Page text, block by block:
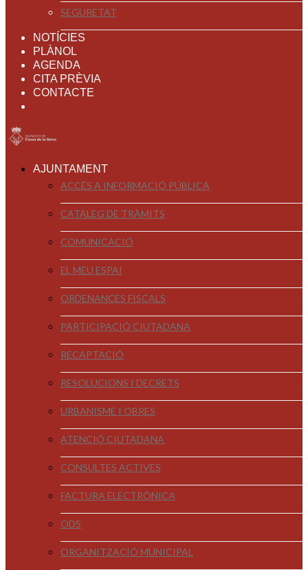
SEGURETAT
NOTÍCIES
PLÀNOL
AGENDA
CITA PRÈVIA
CONTACTE
AJUNTAMENT
ACCÉS A INFORMACIÓ PÚBLICA
CATÀLEG DE TRÀMITS
COMUNICACIÓ
EL MEU ESPAI
ORDENANCES FISCALS
PARTICIPACIÓ CIUTADANA
RECAPTACIÓ
RESOLUCIONS I DECRETS
URBANISME I OBRES
ATENCIÓ CIUTADANA
CONSULTES ACTIVES
FACTURA ELECTRÒNICA
ODS
ORGANITZACIÓ MUNICIPAL